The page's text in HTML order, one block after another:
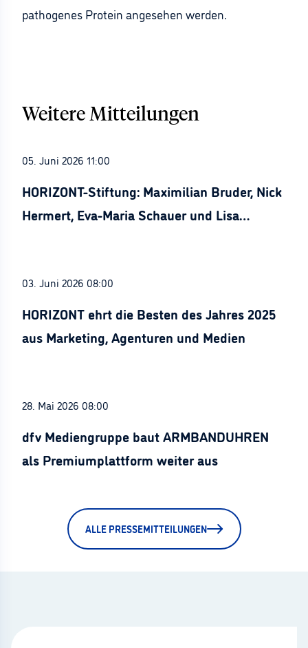
pathogenes Protein angesehen werden.
Weitere Mitteilungen
05. Juni 2026 11:00
HORIZONT-Stiftung: Maximilian Bruder, Nick
Hermert, Eva-Maria Schauer und Lisa
03. Juni 2026 08:00
HORIZONT ehrt die Besten des Jahres 2025
aus Marketing, Agenturen und Medien
28. Mai 2026 08:00
dfv Mediengruppe baut ARMBANDUHREN
als Premiumplattform weiter aus
ALLE PRESSEMITTEILUNGEN